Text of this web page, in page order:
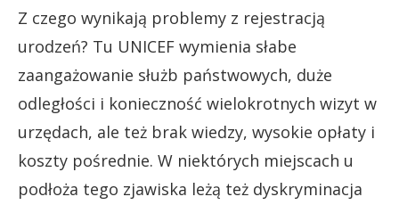
Z czego wynikają problemy z rejestracją
urodzeń? Tu UNICEF wymienia słabe
zaangażowanie służb państwowych, duże
odległości i konieczność wielokrotnych wizyt w
urzędach, ale też brak wiedzy, wysokie opłaty i
koszty pośrednie. W niektórych miejscach u
podłoża tego zjawiska leżą też dyskryminacja